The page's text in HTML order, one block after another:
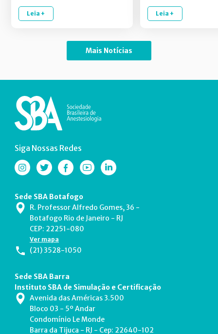
Leia + Leia +
Mais Notícias
Siga Nossas Redes
Sede SBA Botafogo
R. Professor Alfredo Gomes, 36 -
Botafogo Rio de Janeiro - RJ
CEP: 22251-080
Ver mapa
(21) 3528-1050
Sede SBA Barra
Instituto SBA de Simulação e Certificação
Avenida das Américas 3.500
Bloco 03 - 5º Andar
Condomínio Le Monde
Barra da Tijuca - RJ - Cep: 22640-102